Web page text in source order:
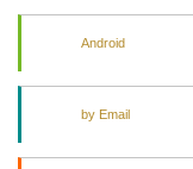
Android
by Email